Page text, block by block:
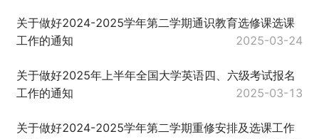
关于做好2024-2025学年第二学期通识教育选修课选课
工作的通知
2025-03-24
关于做好2025年上半年全国大学英语四、六级考试报名
工作的通知
2025-03-13
关于做好2024-2025学年第二学期重修安排及选课工作